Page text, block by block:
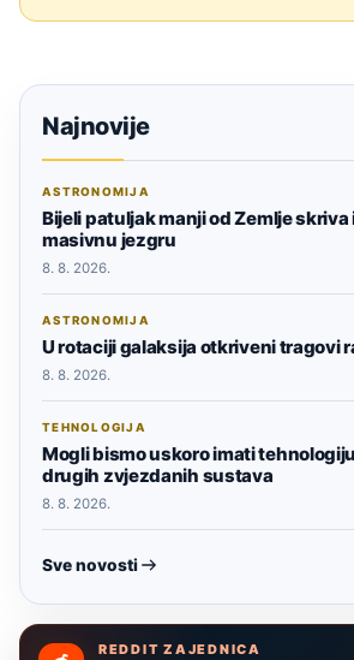
Najnovije
ASTRONOMIJA
Bijeli patuljak manji od Zemlje
masivnu jezgru
8. 8. 2026.
ASTRONOMIJA
U rotaciji galaksija otkriveni tragovi
8. 8. 2026.
TEHNOLOGIJA
Mogli bismo uskoro imati
drugih zvjezdanih sustava
8. 8. 2026.
Sve novosti
REDDIT ZAJEDNICA